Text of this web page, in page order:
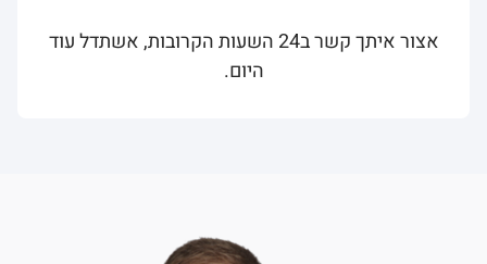
אצור איתך קשר ב24 השעות הקרובות, אשתדל עוד
היום.